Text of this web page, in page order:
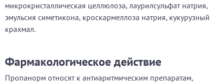
микрокристаллическая целлюлоза, лаурилсульфат натрия,
эмульсия симетикона, кроскармеллоза натрия, кукурузный
крахмал.
Фармакологическое действие
Пропанорм относят к антиаритмическим препаратам,